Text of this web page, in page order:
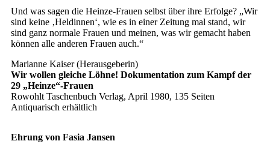
Und was sagen die Heinze-Frauen selbst über ihre Erfolge? „Wir
sind keine ‚Heldinnen‘, wie es in einer Zeitung mal stand, wir
sind ganz normale Frauen und meinen, was wir gemacht haben
können alle anderen Frauen auch.“
Marianne Kaiser (Herausgeberin)
Wir wollen gleiche Löhne! Dokumentation zum Kampf der
29 „Heinze“-Frauen
Rowohlt Taschenbuch Verlag, April 1980, 135 Seiten
Antiquarisch erhältlich
Ehrung von Fasia Jansen